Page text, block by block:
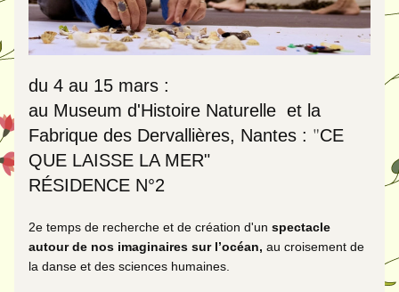
du 4 au 15 mars :
au Museum d'Histoire Naturelle  et la
Fabrique des Dervallières, Nantes : "CE
QUE LAISSE LA MER"
RÉSIDENCE N°2
2e temps de recherche et de création d'un spectacle
autour de nos imaginaires sur l’océan, au croisement de
la danse et des sciences humaines.